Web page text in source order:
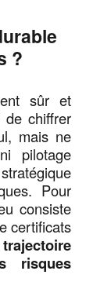
?
sûr et
de chiffrer
mais ne
pilotage
Pour
consiste
certificats
trajectoire
risques